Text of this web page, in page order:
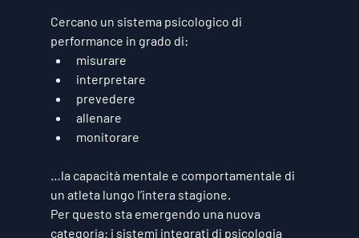
Cercano un sistema psicologico di
performance in grado di:
misurare
interpretare
prevedere
allenare
monitorare
…la capacità mentale e comportamentale di
un atleta lungo l’intera stagione.
Per questo sta emergendo una nuova
categoria: i sistemi integrati di psicologia